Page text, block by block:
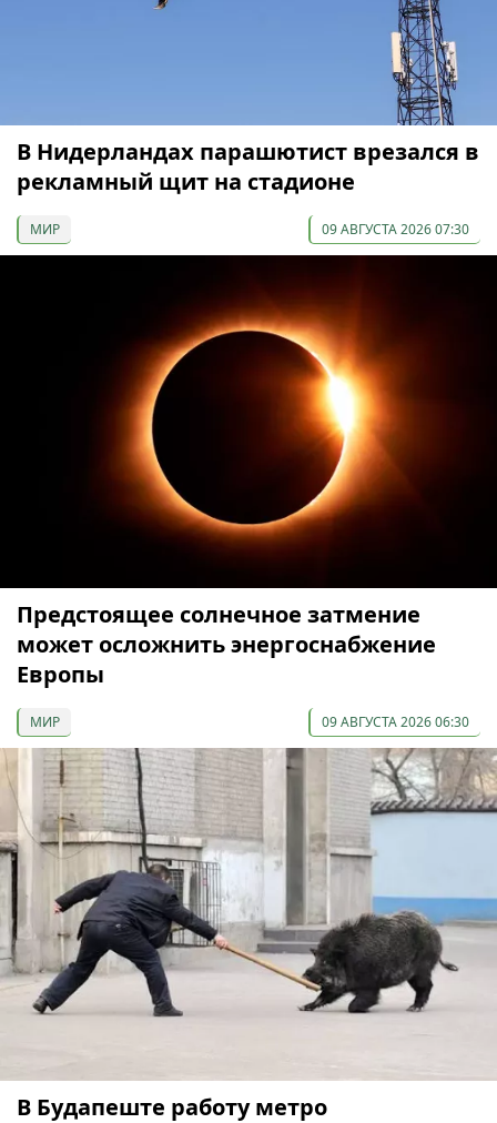
В Нидерландах парашютист врезался в
рекламный щит на стадионе
МИР 09 АВГУСТА 2026 07:30
Предстоящее солнечное затмение
может осложнить энергоснабжение
Европы
МИР 09 АВГУСТА 2026 06:30
В Будапеште работу метро